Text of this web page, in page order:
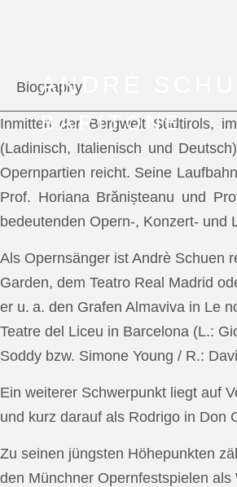
ANDRÈ
BARITONE
Biography
Inmitten der Bergwelt Südtirols,
(Ladinisch, Italienisch und
Opernpartien reicht. Seine
Prof. Horiana Brănișteanu und
bedeutenden Opern-, Konzert- und
Als Opernsänger ist Andrè Schuen
Garden, dem Teatro Real Madrid
er u. a. den Grafen Almaviva in Le
Teatre del Liceu in Barcelona (L.:
Soddy bzw. Simone Young / R.:
Ein weiterer Schwerpunkt liegt auf
und kurz darauf als Rodrigo in Don
Zu seinen jüngsten Höhepunkten
den Münchner Opernfestspielen